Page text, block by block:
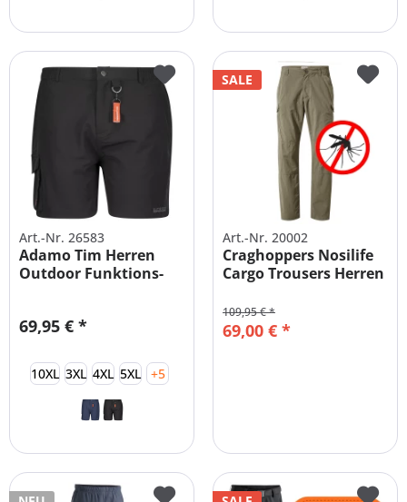
Art.-Nr. 26583
Adamo Tim Herren
Outdoor Funktions-
69,95 € *
10XL 3XL 4XL 5XL +5
SALE
Art.-Nr. 20002
Craghoppers Nosilife
Cargo Trousers Herren
69,00 € *
109,95 € *